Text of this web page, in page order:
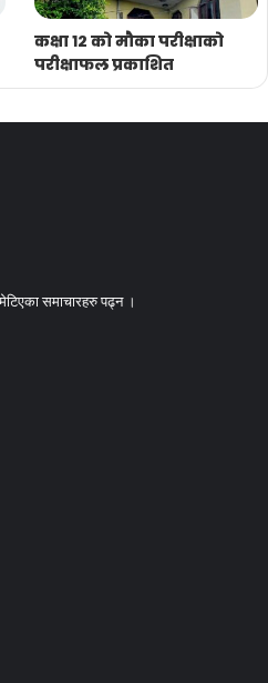
कक्षा १२ को मौका परीक्षाको
परीक्षाफल प्रकाशित
समाचारहरु पढ्न ।